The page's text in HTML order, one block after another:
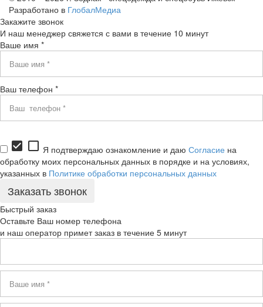
Разработано в ГлобалМедиа
Закажите звонок
И наш менеджер свяжется с вами в течение 10 минут
Ваше имя *
Ваш телефон *
check_box check_box_outline_blank Я подтверждаю ознакомление и даю Согласие на
обработку моих персональных данных в порядке и на условиях,
указанных в Политике обработки персональных данных
Быстрый заказ
Оставьте Ваш номер телефона
и наш оператор примет заказ в течение 5 минут